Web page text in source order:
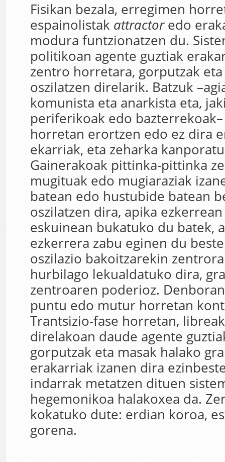
Fisikan bezala, erregimen
espainolistak attractoredo
modura funtzionatzen du.
politikoan agente guztiak
zentro horretara, gorputzak eta
oszilatzen direlarik. Batzuk
komunista eta anarkista eta,
periferikoak edo
horretan erortzen edo ez dira
ekarriak, eta zeharka
Gainerakoak pittinka-pittinka
mugituak edo mugiaraziak
batean edo hustubide batean
oszilatzen dira, apika
eskuinean bukatuko du batek,
ezkerrera zabu eginen du
oszilazio bakoitzarekin
hurbilago lekualdatuko dira,
zentroaren poderioz.
puntu edo mutur horretan
Trantsizio-fase horretan,
direlakoan daude agente
gorputzak eta masak halako
erakarriak izanen dira
indarrak metatzen dituen
hegemonikoa halakoxea da.
kokatuko dute: erdian koroa,
gorena.